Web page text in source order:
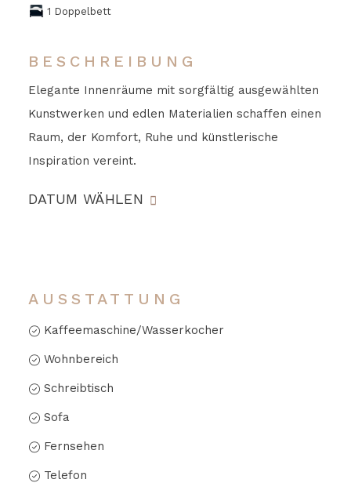
1 Doppelbett
BESCHREIBUNG
Elegante Innenräume mit sorgfältig ausgewählten
Kunstwerken und edlen Materialien schaffen einen
Raum, der Komfort, Ruhe und künstlerische
Inspiration vereint.
DATUM WÄHLEN
AUSSTATTUNG
Kaffeemaschine/Wasserkocher
Wohnbereich
Schreibtisch
Sofa
Fernsehen
Telefon